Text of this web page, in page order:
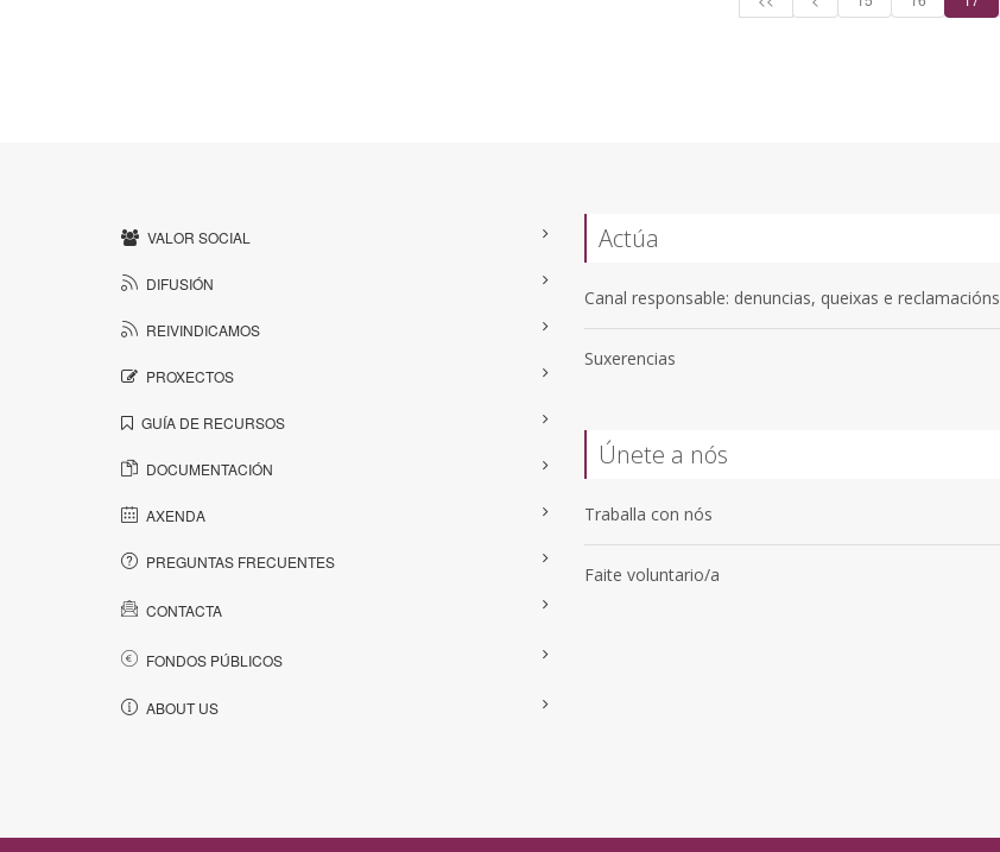
VALOR SOCIAL
DIFUSIÓN
REIVINDICAMOS
PROXECTOS
GUÍA DE RECURSOS
DOCUMENTACIÓN
AXENDA
PREGUNTAS FRECUENTES
CONTACTA
FONDOS PÚBLICOS
ABOUT US
Actúa
Canal responsable: denuncias, queixas e reclamacións
Suxerencias
Únete a nós
Traballa con nós
Faite voluntario/a